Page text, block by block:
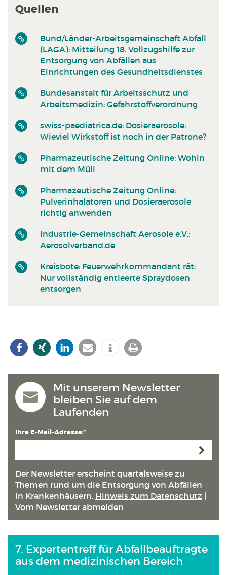
Quellen
Bund/Länder-Arbeitsgemeinschaft Abfall
(LAGA): Mitteilung 18. Vollzugshilfe zur
Entsorgung von Abfällen aus
Einrichtungen des Gesundheitsdienstes
Bundesanstalt für Arbeitsschutz und
Arbeitsmedizin: Gefahrstoffverordnung
swiss-paediatrica.de: Dosieraerosole:
Wieviel Wirkstoff ist noch in der Patrone?
Pharmazeutische Zeitung Online: Wohin
mit dem Müll
Pharmazeutische Zeitung Online:
Pulverinhalatoren und Dosieraerosole
richtig anwenden
Industrie-Gemeinschaft Aerosole e.V.:
Aerosolverband.de
Kreisbote: Feuerwehrkommandant rät:
Nur vollständig entleerte Spraydosen
entsorgen
Mit unserem Newsletter
bleiben Sie auf dem
Laufenden
Ihre E-Mail-Adresse:*
Der Newsletter erscheint quartals­weise zu
Themen rund um die Entsorgung von Abfällen
in Kranken­häusern. Hinweis zum Datenschutz
Vom Newsletter abmelden
7. Expertentreff für Abfallbeauftragte
aus dem medizinischen Bereich